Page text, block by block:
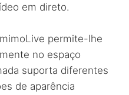
em direto.
permite-lhe
no espaço
suporta diferentes
de aparência